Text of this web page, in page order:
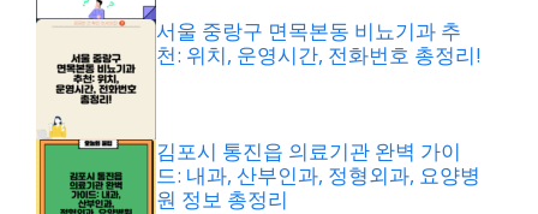
서울 중랑구 면목본동 비뇨기과 추
천: 위치, 운영시간, 전화번호 총정리!
김포시 통진읍 의료기관 완벽 가이
드: 내과, 산부인과, 정형외과, 요양병
원 정보 총정리